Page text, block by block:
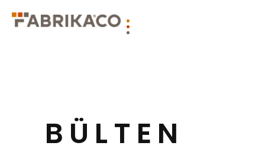
BÜLTEN